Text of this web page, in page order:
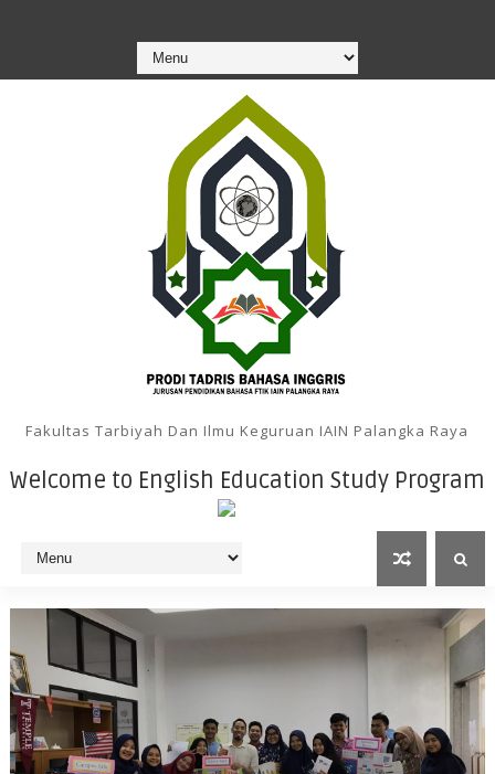
Fakultas Tarbiyah Dan Ilmu Keguruan IAIN Palangka Raya
Welcome to English Education Study Program